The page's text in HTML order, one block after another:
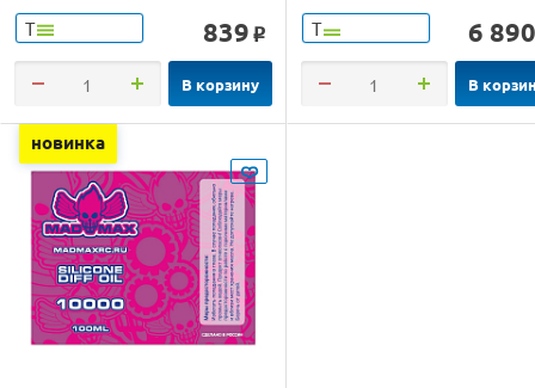
Т 839 o
В корзину
Т 6 890
В
новинка